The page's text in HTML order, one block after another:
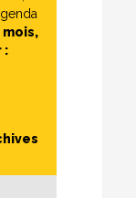
mois,
: